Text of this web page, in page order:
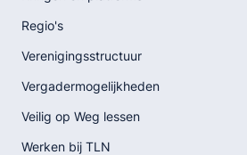
Regio's
Verenigingsstructuur
Vergadermogelijkheden
Veilig op Weg lessen
Werken bij TLN